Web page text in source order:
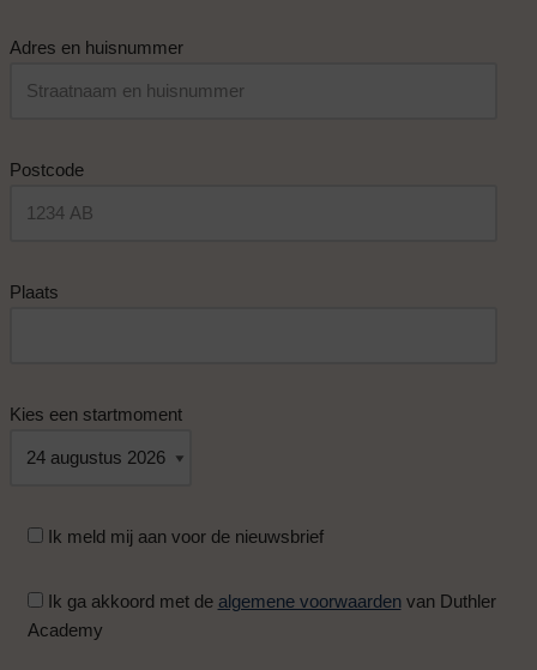
Adres en huisnummer
Postcode
Plaats
Kies een startmoment
Ik meld mij aan voor de nieuwsbrief
Ik ga akkoord met de algemene voorwaardenvan Duthler
Academy